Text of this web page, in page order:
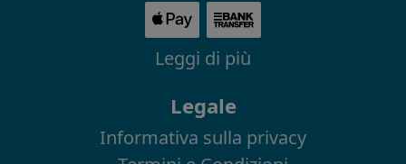
Leggi di più
Legale
Informativa sulla privacy